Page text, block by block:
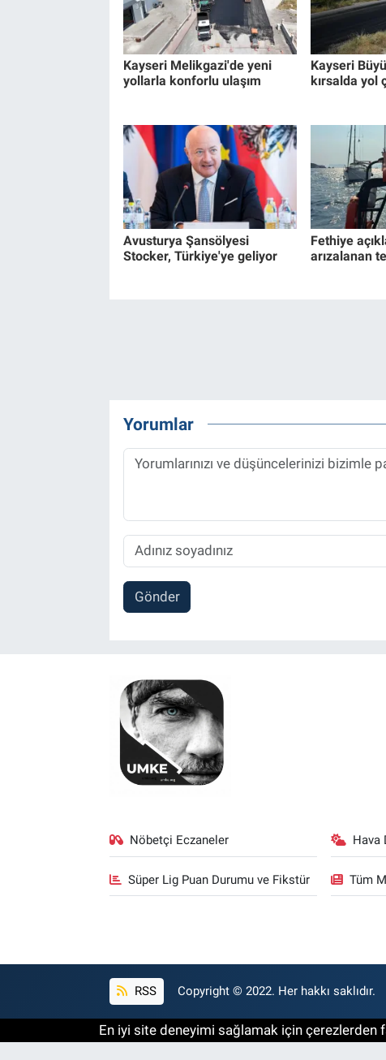
Kayseri Melikgazi'de yeni
yollarla konforlu ulaşım
Kayseri
kırsalda yol
Avusturya Şansölyesi
Stocker, Türkiye'ye geliyor
Fethiye
arızalanan
Yorumlar
Gönder
Nöbetçi Eczaneler Hava
Süper Lig Puan Durumu ve Fikstür Tüm
RSS Copyright © 2022. Her hakkı saklıdır.
En iyi site deneyimi sağlamak için çerezlerden